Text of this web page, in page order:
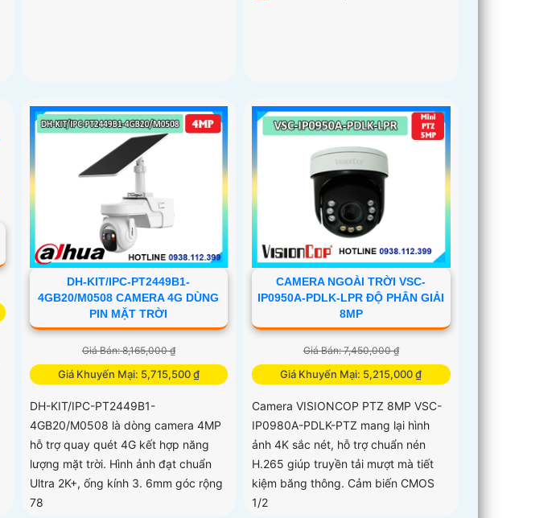
DH-KIT/IPC-PT2449B1-
4GB20/M0508 CAMERA 4G DÙNG
PIN MẶT TRỜI
Giá Bán: 8,165,000 ₫
Giá Khuyến Mại: 5,715,500 ₫
DH-KIT/IPC-PT2449B1-
4GB20/M0508 là dòng camera 4MP
hỗ trợ quay quét 4G kết hợp năng
lượng mặt trời. Hình ảnh đạt chuẩn
Ultra 2K+, ống kính 3. 6mm góc rộng
78
CAMERA NGOÀI TRỜI VSC-
IP0950A-PDLK-LPR ĐỘ PHÂN GIẢI
8MP
Giá Bán: 7,450,000 ₫
Giá Khuyến Mại: 5,215,000 ₫
Camera VISIONCOP PTZ 8MP VSC-
IP0980A-PDLK-PTZ mang lại hình
ảnh 4K sắc nét, hỗ trợ chuẩn nén
H.265 giúp truyền tải mượt mà tiết
kiệm băng thông. Cảm biến CMOS
1/2